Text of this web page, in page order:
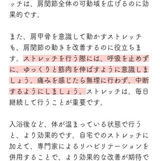
ッチは、肩関節全体の可動域を広げるのに効
果的です。
また、肩甲骨を意識して動かすストレッチ
も、肩関節の動きを改善するのに役立ちま
す。
ストレッチを行う際には、呼吸を止めず
に、ゆっくりと筋肉を伸ばすように意識しま
しょう。痛みを感じたら無理に行わず、中断
するようにしましょう。
ストレッチは、毎日
継続して行うことが重要です。
入浴後など、体が温まっている状態で行う
と、より効果的です。自宅でのストレッチに
加えて、専門家によるリハビリテーションを
併用することで、より効果的な改善が期待で